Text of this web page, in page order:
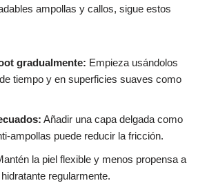
ampollas y callos, sigue estos
gradualmente: Empieza usándolos
tiempo y en superficies suaves como
Añadir una capa delgada como
ampollas puede reducir la fricción.
la piel flexible y menos propensa a
regularmente.